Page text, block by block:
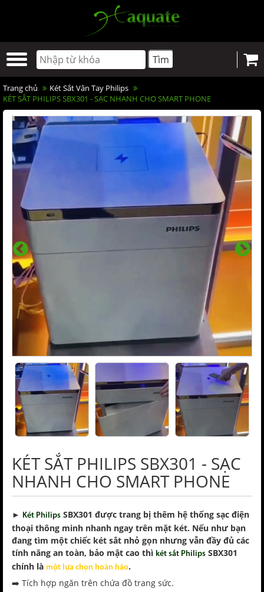
Trang chủ
Két Sắt Vân Tay Philips
KÉT SẮT PHILIPS SBX301 - SẠC NHANH CHO SMART PHONE
KÉT SẮT PHILIPS SBX301 - SẠC
NHANH CHO SMART PHONE
► Két Philips SBX301 được trang bị thêm hệ thống sạc điện
thoại thông minh nhanh ngay trên mặt két. Nếu như bạn
đang tìm một chiếc két sắt nhỏ gọn nhưng vẫn đầy đủ các
tính năng an toàn, bảo mật cao thì két sắt Philips SBX301
chính là một lựa chọn hoàn hảo.
➡️ Tích hợp ngăn trên chứa đồ trang sức.